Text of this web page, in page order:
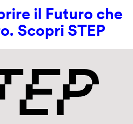
il Futuro che
Scopri STEP